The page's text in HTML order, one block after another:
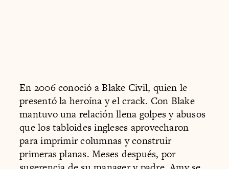
En 2006 conoció a Blake Civil, quien le
presentó la heroína y el crack. Con Blake
mantuvo una relación llena golpes y abusos
que los tabloides ingleses aprovecharon
para imprimir columnas y construir
primeras planas. Meses después, por